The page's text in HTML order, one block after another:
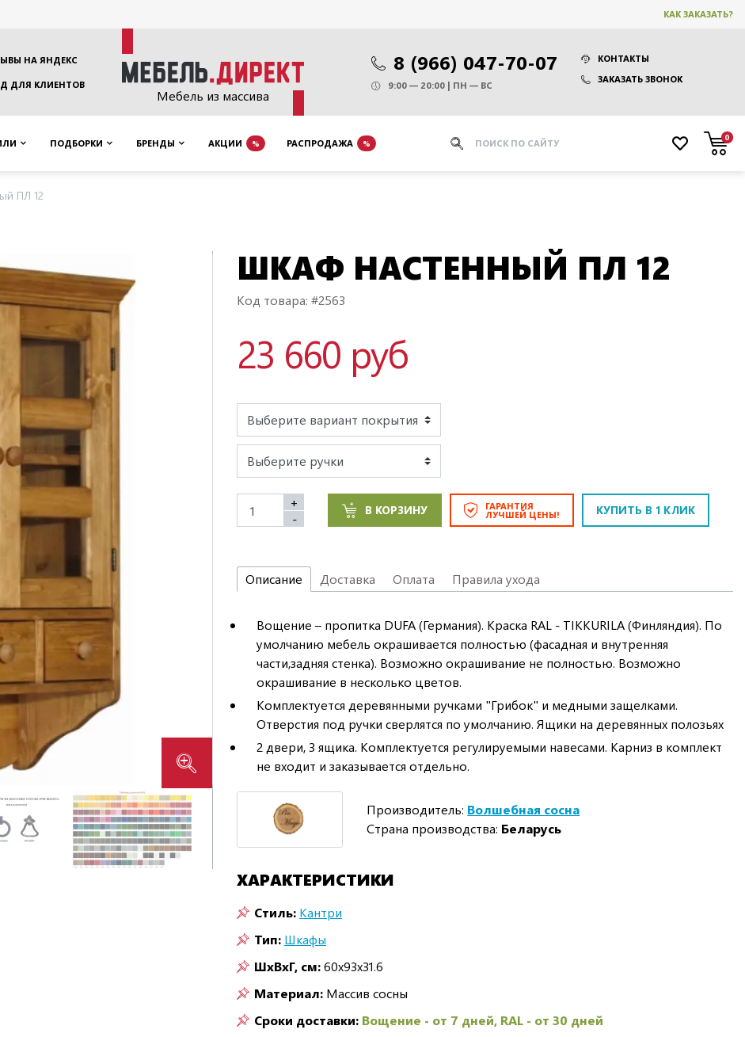
КАК ЗАКАЗАТЬ?
Мебель из массива
НА ЯНДЕКС
ДЛЯ КЛИЕНТОВ
8 (966) 047-70-07
КОНТАКТЫ
ЗАКАЗАТЬ ЗВОНОК
9:00 — 20:00 | ПН — ВС
ПОДБОРКИ БРЕНДЫ АКЦИИ % РАСПРОДАЖА %
0
ПЛ 12
ШКАФ НАСТЕННЫЙ ПЛ 12
Код товара: #2563
23 660 руб
+
-
В КОРЗИНУ ГАРАНТИЯ
ЛУЧШЕЙ ЦЕНЫ! КУПИТЬ В 1 КЛИК
Описание Доставка Оплата Правила ухода
Вощение – пропитка DUFA (Германия). Краска RAL - TIKKURILA (Финляндия). По
умолчанию мебель окрашивается полностью (фасадная и внутренняя
части,задняя стенка). Возможно окрашивание не полностью. Возможно
окрашивание в несколько цветов.
Комплектуется деревянными ручками "Грибок" и медными защелками.
Отверстия под ручки сверлятся по умолчанию. Ящики на деревянных полозьях
2 двери, 3 ящика. Комплектуется регулируемыми навесами. Карниз в комплект
не входит и заказывается отдельно.
Производитель: Волшебная сосна
Страна производства: Беларусь
ХАРАКТЕРИСТИКИ
Стиль: Кантри
Тип: Шкафы
ШxВxГ, см:60x93x31.6
Материал: Массив сосны
Сроки доставки: Вощение - от 7 дней, RAL - от 30 дней